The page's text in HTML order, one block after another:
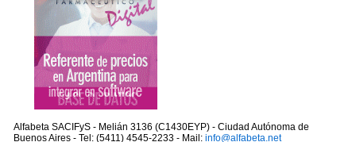
Alfabeta SACIFyS - Melián 3136 (C1430EYP) - Ciudad Autónoma de
Buenos Aires - Tel: (5411) 4545-2233 - Mail: info@alfabeta.net